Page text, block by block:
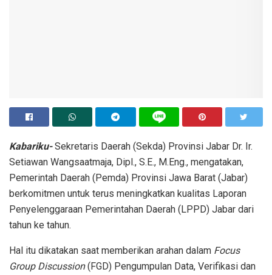
Kabariku-Sekretaris Daerah (Sekda) Provinsi Jabar Dr. Ir.
Setiawan Wangsaatmaja, Dipl., S.E., M.Eng., mengatakan,
Pemerintah Daerah (Pemda) Provinsi Jawa Barat (Jabar)
berkomitmen untuk terus meningkatkan kualitas Laporan
Penyelenggaraan Pemerintahan Daerah (LPPD) Jabar dari
tahun ke tahun.
Hal itu dikatakan saat memberikan arahan dalam Focus
Group Discussion(FGD) Pengumpulan Data, Verifikasi dan